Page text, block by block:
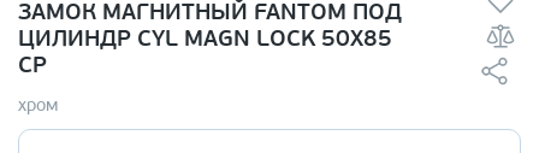
ЗАМОК МАГНИТНЫЙ FANTOM ПОД
ЦИЛИНДР CYL MAGN LOCK 50X85
CP
хром